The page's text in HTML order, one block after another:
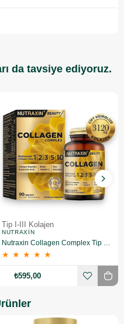
da tavsiye ediyoruz.
Tip I-III Kolajen
NUTRAXIN
★ ★ ★ ★ ★
₺595,00